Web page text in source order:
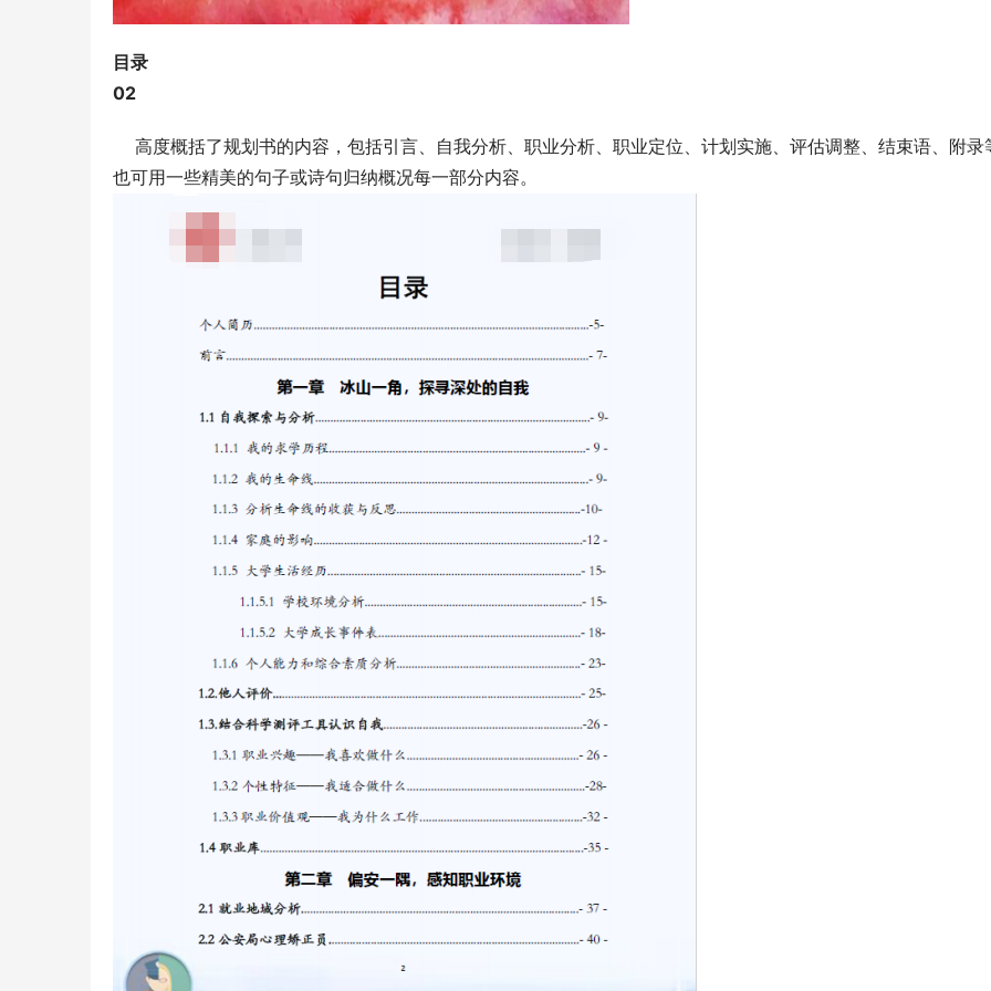
目录
02
高度概括了规划书的内容，包括引言、自我分析、职业分析、职业定位、计划实施、评估调整、结束语、附录
也可用一些精美的句子或诗句归纳概况每一部分内容。